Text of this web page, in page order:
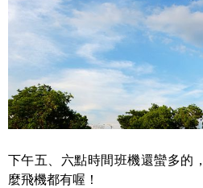
下午五、六點時間班機還蠻多的
麼飛機都有喔！